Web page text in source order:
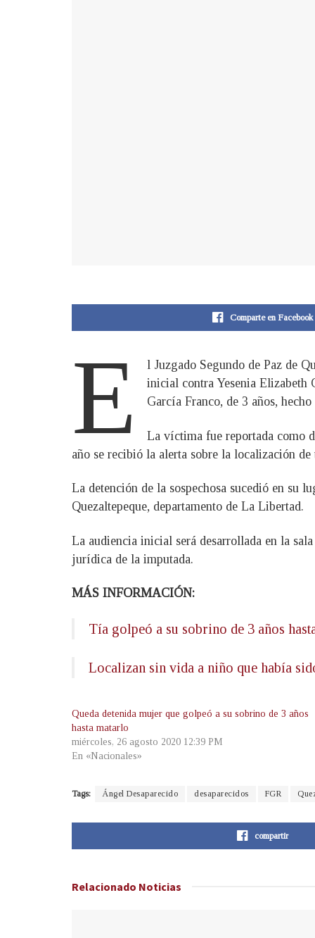
Comparte en Facebook
E
l Juzgado Segundo de Paz de
inicial contra Yesenia Elizabeth
García Franco, de 3 años,
La víctima fue reportada como
año se recibió la alerta sobre la localización
La detención de la sospechosa sucedió en su
Quezaltepeque, departamento de La Libertad.
La audiencia inicial será desarrollada en la
jurídica de la imputada.
MÁS INFORMACIÓN:
Tía golpeó a su sobrino de 3 años
Localizan sin vida a niño que había
Queda detenida mujer que golpeó a su sobrino de 3 años
hasta matarlo
miércoles, 26 agosto 2020 12:39 PM
En «Nacionales»
Tags: Ángel Desaparecido desaparecidos FGR
compartir
Relacionado Noticias